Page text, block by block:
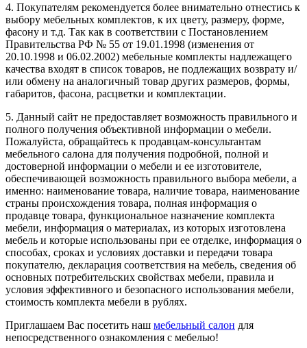
4. Покупателям рекомендуется более внимательно отнестись к
выбору мебельных комплектов, к их цвету, размеру, форме,
фасону и т.д. Так как в соответствии с Постановлением
Правительства РФ № 55 от 19.01.1998 (изменения от
20.10.1998 и 06.02.2002) мебельные комплекты надлежащего
качества входят в список товаров, не подлежащих возврату и/
или обмену на аналогичный товар других размеров, формы,
габаритов, фасона, расцветки и комплектации.
5. Данный сайт не предоставляет возможность правильного и
полного получения объективной информации о мебели.
Пожалуйста, обращайтесь к продавцам-консультантам
мебельного салона для получения подробной, полной и
достоверной информации о мебели и ее изготовителе,
обеспечивающей возможность правильного выбора мебели, а
именно: наименование товара, наличие товара, наименование
страны происхождения товара, полная информация о
продавце товара, функциональное назначение комплекта
мебели, информация о материалах, из которых изготовлена
мебель и которые использованы при ее отделке, информация о
способах, сроках и условиях доставки и передачи товара
покупателю, декларация соответствия на мебель, сведения об
основных потребительских свойствах мебели, правила и
условия эффективного и безопасного использования мебели,
стоимость комплекта мебели в рублях.
Приглашаем Вас посетить наш мебельный салон для
непосредственного ознакомления с мебелью!